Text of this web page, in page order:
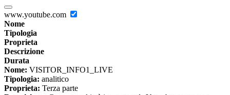
www.youtube.com
Nome
Tipologia
Proprieta
Descrizione
Durata
Nome: VISITOR_INFO1_LIVE
Tipologia: analitico
Proprieta: Terza parte